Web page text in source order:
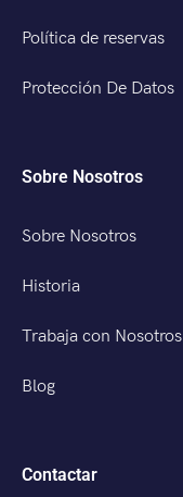
Política de reservas
Protección De Datos
Sobre Nosotros
Sobre Nosotros
Historia
Trabaja con Nosotros
Blog
Contactar